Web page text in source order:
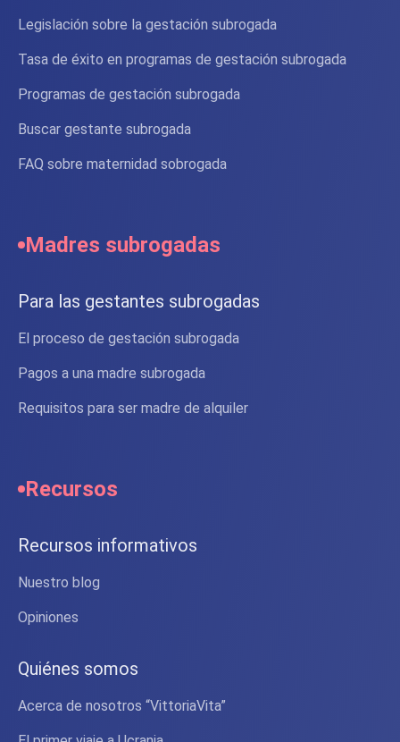
Legislación sobre la gestación subrogada
Tasa de éxito en programas de gestación subrogada
Programas de gestación subrogada
Buscar gestante subrogada
FAQ sobre maternidad sobrogada
Madres subrogadas
Para las gestantes subrogadas
El proceso de gestación subrogada
Pagos a una madre subrogada
Requisitos para ser madre de alquiler
Recursos
Recursos informativos
Nuestro blog
Opiniones
Quiénes somos
Acerca de nosotros “VittoriaVita”